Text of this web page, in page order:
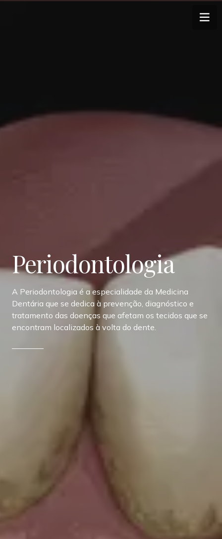
Periodontologia
A Periodontologia é a especialidade da Medicina
Dentária que se dedica à prevenção, diagnóstico e
tratamento das doenças que afetam os tecidos que se
encontram localizados à volta do dente.